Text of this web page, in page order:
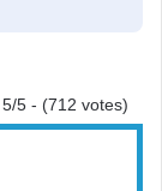
5/5 - (712 votes)